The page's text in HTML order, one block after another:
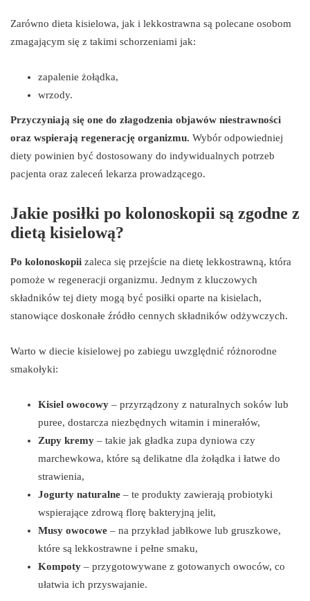
Zarówno dieta kisielowa, jak i lekkostrawna są polecane osobom
zmagającym się z takimi schorzeniami jak:
zapalenie żołądka,
wrzody.
Przyczyniają się one do złagodzenia objawów niestrawności
oraz wspierają regenerację organizmu. Wybór odpowiedniej
diety powinien być dostosowany do indywidualnych potrzeb
pacjenta oraz zaleceń lekarza prowadzącego.
Jakie posiłki po kolonoskopii są zgodne z
dietą kisielową?
Po kolonoskopii zaleca się przejście na dietę lekkostrawną, która
pomoże w regeneracji organizmu. Jednym z kluczowych
składników tej diety mogą być posiłki oparte na kisielach,
stanowiące doskonałe źródło cennych składników odżywczych.
Warto w diecie kisielowej po zabiegu uwzględnić różnorodne
smakołyki:
Kisiel owocowy – przyrządzony z naturalnych soków lub
puree, dostarcza niezbędnych witamin i minerałów,
Zupy kremy – takie jak gładka zupa dyniowa czy
marchewkowa, które są delikatne dla żołądka i łatwe do
strawienia,
Jogurty naturalne – te produkty zawierają probiotyki
wspierające zdrową florę bakteryjną jelit,
Musy owocowe – na przykład jabłkowe lub gruszkowe,
które są lekkostrawne i pełne smaku,
Kompoty – przygotowywane z gotowanych owoców, co
ułatwia ich przyswajanie.